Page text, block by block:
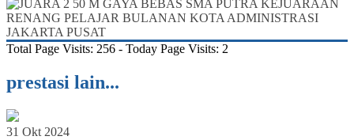
Total Page Visits: 256 - Today Page Visits: 2
prestasi lain...
31 Okt 2024